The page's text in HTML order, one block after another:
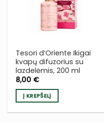
SĄRAŠĄ
Tesori d’Oriente Ikigai
kvapų difuzorius su
lazdelėmis, 200 ml
8,00 €
Į KREPŠELĮ